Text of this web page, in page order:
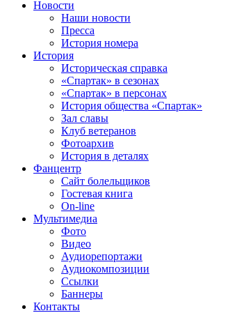
Новости
Наши новости
Пресса
История номера
История
Историческая справка
«Спартак» в сезонах
«Спартак» в персонах
История общества «Спартак»
Зал славы
Клуб ветеранов
Фотоархив
История в деталях
Фанцентр
Сайт болельщиков
Гостевая книга
On-line
Мультимедиа
Фото
Видео
Аудиорепортажи
Аудиокомпозиции
Ссылки
Баннеры
Контакты